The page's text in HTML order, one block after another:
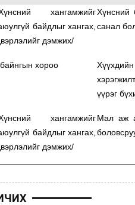
хангамжийг
байдлыг хангах,
дэмжих/
Хүнсний
санал
хороо
үүрэг
хангамжийг
байдлыг хангах,
дэмжих/
Мал аж